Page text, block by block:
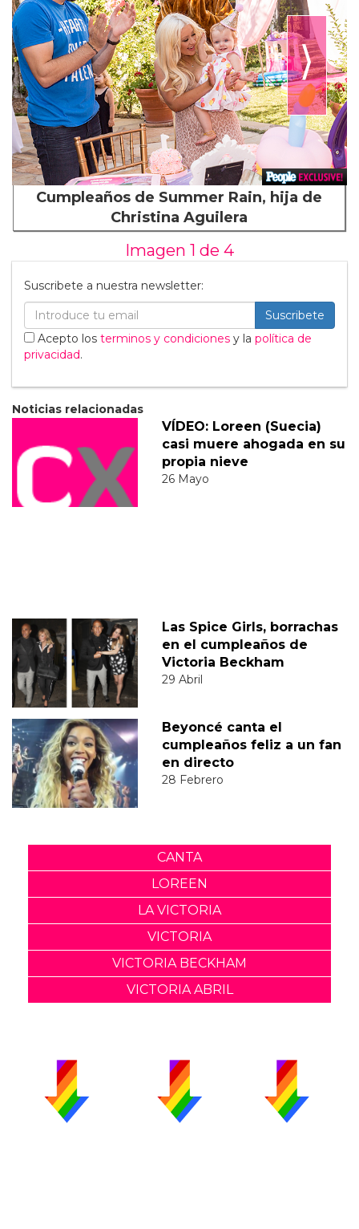
⟩
Cumpleaños de Summer Rain, hija de
Christina Aguilera
Imagen 1 de 4
Suscribete a nuestra newsletter:
Suscribete
Acepto los terminos y condiciones y la política de
privacidad.
Noticias relacionadas
VÍDEO: Loreen (Suecia)
casi muere ahogada en su
propia nieve
26 Mayo
Las Spice Girls, borrachas
en el cumpleaños de
Victoria Beckham
29 Abril
Beyoncé canta el
cumpleaños feliz a un fan
en directo
28 Febrero
CANTA
LOREEN
LA VICTORIA
VICTORIA
VICTORIA BECKHAM
VICTORIA ABRIL